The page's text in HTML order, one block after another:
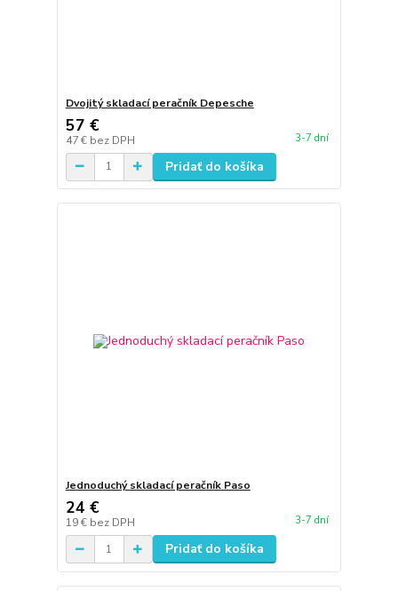
Dvojitý skladací peračník Depesche
57 €
47 € bez DPH 3-7 dní
Pridať do košíka
Jednoduchý skladací peračník Paso
24 €
19 € bez DPH 3-7 dní
Pridať do košíka